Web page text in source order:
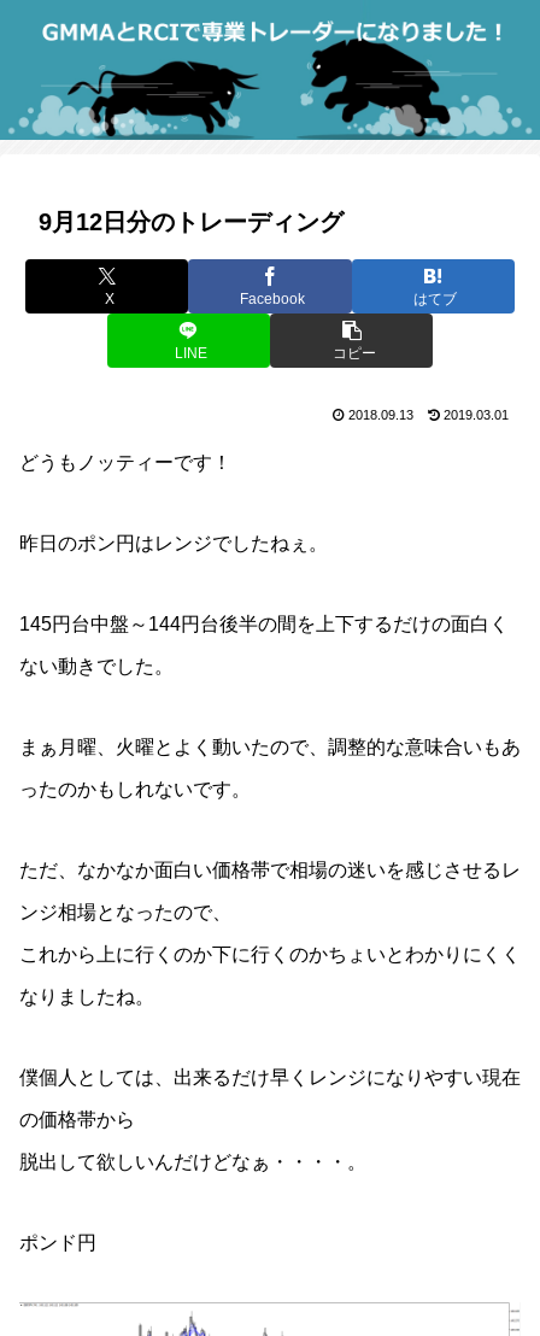
9月12日分のトレーディング
X Facebook はてブ
LINE コピー
2018.09.13 2019.03.01
どうもノッティーです！
昨日のポン円はレンジでしたねぇ。
145円台中盤～144円台後半の間を上下するだけの面白く
ない動きでした。
まぁ月曜、火曜とよく動いたので、調整的な意味合いもあ
ったのかもしれないです。
ただ、なかなか面白い価格帯で相場の迷いを感じさせるレ
ンジ相場となったので、
これから上に行くのか下に行くのかちょいとわかりにくく
なりましたね。
僕個人としては、出来るだけ早くレンジになりやすい現在
の価格帯から
脱出して欲しいんだけどなぁ・・・・。
ポンド円